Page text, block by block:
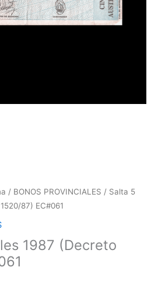
/ BONOS PROVINCIALES / Salta 5
87) EC#061
1987 (Decreto